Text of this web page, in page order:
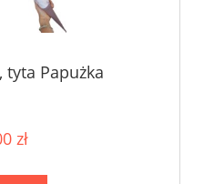
tyta Papużka
zł